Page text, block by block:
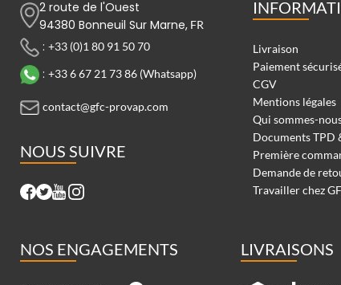
2 route de l'Ouest
94380 Bonneuil Sur Marne, FR
: +33 (0)1 80 91 50 70
: +33 6 67 21 73 86 (Whatsapp)
contact@gfc-provap.com
NOUS SUIVRE
Livraison
Paiement
CGV
Mentions légales
Qui sommes-
Documents TPD
Première
Demande de
Travailler chez
NOS ENGAGEMENTS LIVRAISONS